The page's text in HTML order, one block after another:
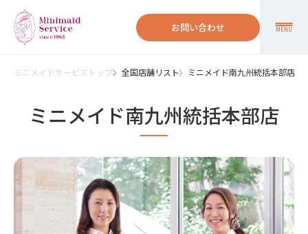
お問い合わせ MENU
ミニメイドサービストップ 全国店舗リスト ミニメイド南九州統括本部店
ミニメイド南九州統括本部店